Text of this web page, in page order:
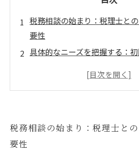
税務相談の始まり：税理士と
要性
具体的なニーズを把握する：
納税者が迷うポイント：税務
略とは
税務相談の始まり：税理士と
要性